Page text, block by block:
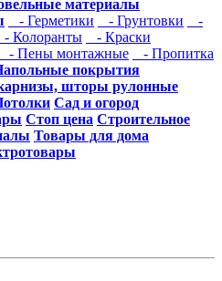
материалы
- Герметики - Грунтовки
-
- Колоранты
- Краски
- Пены монтажные
- Пропитка
покрытия
шторы рулонные
Сад и огород
Стоп цена Строительное
Товары для дома